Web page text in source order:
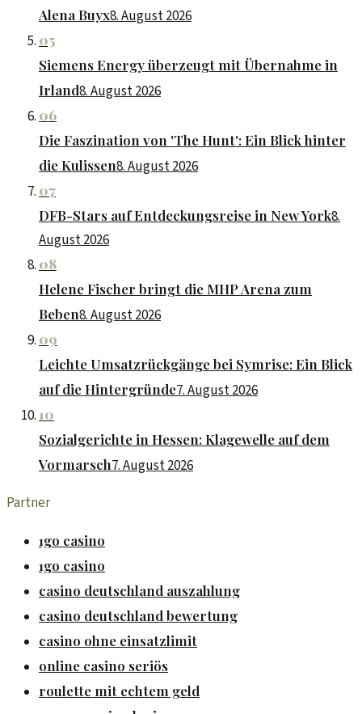
Alena Buyx8. August 2026
05
Siemens Energy überzeugt mit Übernahme in
Irland8. August 2026
06
Die Faszination von 'The Hunt': Ein Blick hinter
die Kulissen8. August 2026
07
DFB-Stars auf Entdeckungsreise in New York8.
August 2026
08
Helene Fischer bringt die MHP Arena zum
Beben8. August 2026
09
Leichte Umsatzrückgänge bei Symrise: Ein Blick
auf die Hintergründe7. August 2026
10
Sozialgerichte in Hessen: Klagewelle auf dem
Vormarsch7. August 2026
Partner
1go casino
1go casino
casino deutschland auszahlung
casino deutschland bewertung
casino ohne einsatzlimit
online casino seriös
roulette mit echtem geld